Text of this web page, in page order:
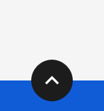
expand_less